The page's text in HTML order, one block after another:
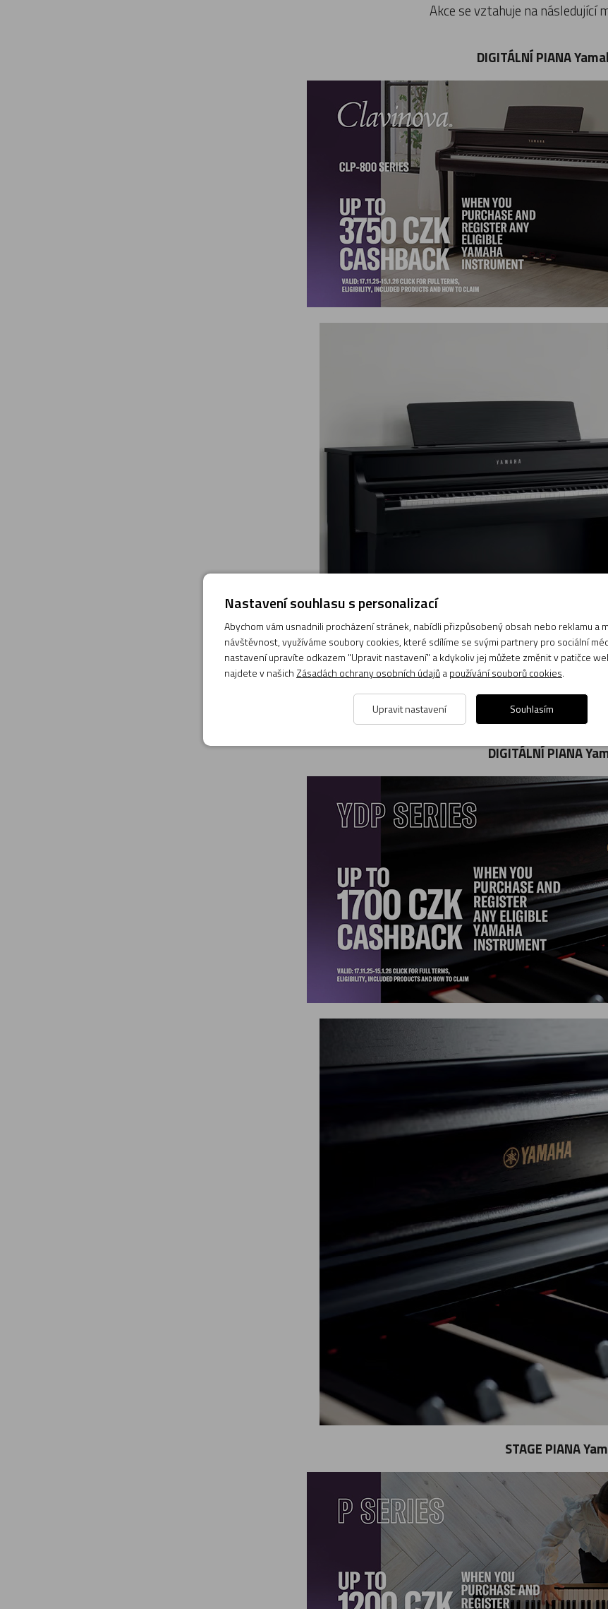
Akce se vztahuje na následující
DIGITÁLNÍ PIANA
DIGITÁLNÍ PIANA
STAGE PIANA
Nastavení souhlasu s personalizací
Abychom vám usnadnili procházení stránek, nabídli přizpůsobený obsah nebo reklamu a
návštěvnost, využíváme soubory cookies, které sdílíme se svými partnery pro sociální
nastavení upravíte odkazem "Upravit nastavení" a kdykoliv jej můžete změnit v patičce
najdete v našich Zásadách ochrany osobních údajůapoužívání souborů cookies.
Upravit nastavení Souhlasím